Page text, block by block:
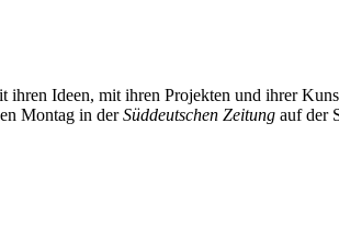
Ideen, mit ihren Projekten und ihrer
Montag in derSüddeutschen Zeitung auf der